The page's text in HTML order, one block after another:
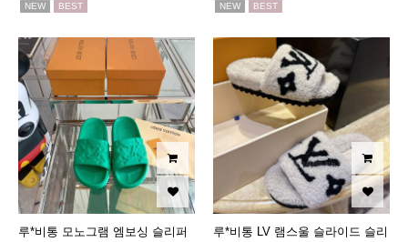
NEW BEST NEW BEST
루*비통 모노그램 엠보싱 슬리퍼
루*비통 LV 램스울 슬라이드 슬리